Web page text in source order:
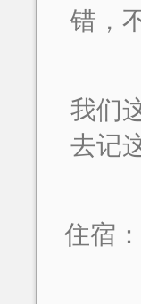
错，
我们
去记
住宿